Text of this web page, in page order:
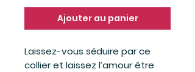
Ajouter au panier
Laissez-vous séduire par ce
collier et laissez l’amour être